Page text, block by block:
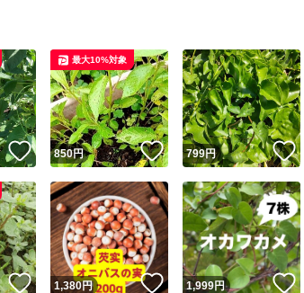
いいね！
850円 いいね！
最大10%対象
799円
いいね！
1,380円 いいね！
1,999円